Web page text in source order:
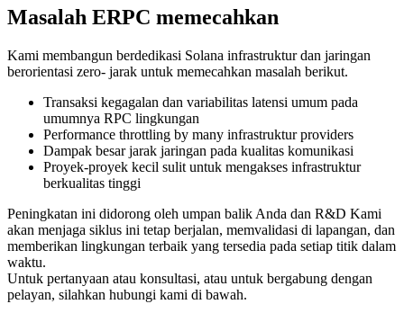
Masalah ERPC memecahkan
Kami membangun berdedikasi Solana infrastruktur dan jaringan
berorientasi zero- jarak untuk memecahkan masalah berikut.
Transaksi kegagalan dan variabilitas latensi umum pada
umumnya RPC lingkungan
Performance throttling by many infrastruktur providers
Dampak besar jarak jaringan pada kualitas komunikasi
Proyek-proyek kecil sulit untuk mengakses infrastruktur
berkualitas tinggi
Peningkatan ini didorong oleh umpan balik Anda dan R&D Kami
akan menjaga siklus ini tetap berjalan, memvalidasi di lapangan, dan
memberikan lingkungan terbaik yang tersedia pada setiap titik dalam
waktu.
Untuk pertanyaan atau konsultasi, atau untuk bergabung dengan
pelayan, silahkan hubungi kami di bawah.